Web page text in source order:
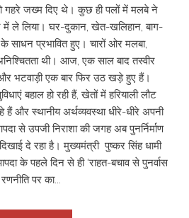
गहरे जख्म दिए थे। कुछ ही पलों में मलबे ने
में ले लिया। घर-दुकान, खेत-खलिहान, बाग-
प्रभावित हुए। चारों ओर मलबा,
थी। आज, एक साल बाद तस्वीर
भटवाड़ी एक बार फिर उठ खड़े हुए हैं।
बहाल हो रही हैं, खेतों में हरियाली लौट
हैं और स्थानीय अर्थव्यवस्था धीरे-धीरे अपनी
से उपजी निराशा की जगह अब पुनर्निर्माण
दे रहा है। मुख्यमंत्री पुष्कर सिंह धामी
के पहले दिन से ही ‘राहत-बचाव से पुनर्वास
पर का...